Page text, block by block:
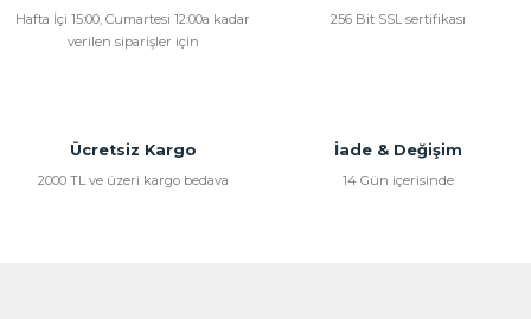
Ürün açıklamasında eksik bilgiler bulunuyor.
Bu ürüne benzer farklı alternatifler olmalı.
Hafta İçi 15:00, Cumartesi 12:00a kadar
verilen siparişler için
256 Bit SSL sertifikası
Ücretsiz Kargo
2000 TL ve üzeri kargo bedava
İade & Değişim
14 Gün içerisinde